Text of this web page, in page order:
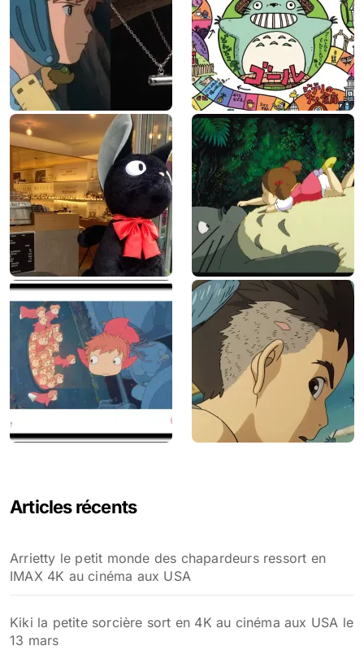
Articles récents
Arrietty le petit monde des chapardeurs ressort en
IMAX 4K au cinéma aux USA
Kiki la petite sorcière sort en 4K au cinéma aux USA le
13 mars